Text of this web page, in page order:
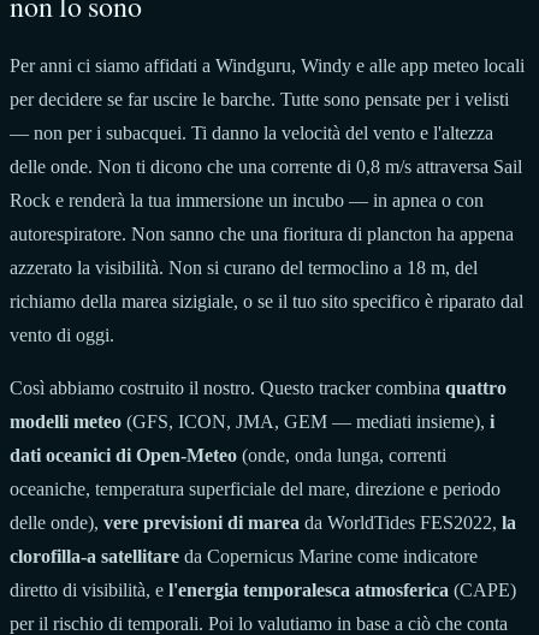
Per anni ci siamo affidati a Windguru, Windy e alle app meteo locali
per decidere se far uscire le barche. Tutte sono pensate per i velisti
— non per i subacquei. Ti danno la velocità del vento e l'altezza
delle onde. Non ti dicono che una corrente di 0,8 m/s attraversa Sail
Rock e renderà la tua immersione un incubo — in apnea o con
autorespiratore. Non sanno che una fioritura di plancton ha appena
azzerato la visibilità. Non si curano del termoclino a 18 m, del
richiamo della marea sizigiale, o se il tuo sito specifico è riparato dal
vento di oggi.
Così abbiamo costruito il nostro. Questo tracker combina quattro
modelli meteo (GFS, ICON, JMA, GEM — mediati insieme), i
dati oceanici di Open-Meteo (onde, onda lunga, correnti
oceaniche, temperatura superficiale del mare, direzione e periodo
delle onde), vere previsioni di marea da WorldTides FES2022, la
clorofilla-a satellitare da Copernicus Marine come indicatore
diretto di visibilità, e l'energia temporalesca atmosferica (CAPE)
per il rischio di temporali. Poi lo valutiamo in base a ciò che conta